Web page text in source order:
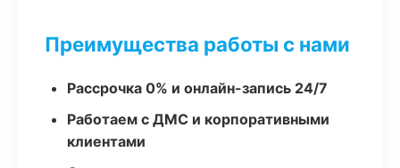
Преимущества работы с нами
Рассрочка 0% и онлайн-запись 24/7
Работаем с ДМС и корпоративными
клиентами